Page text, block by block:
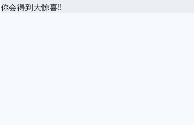
你会得到大惊喜!!